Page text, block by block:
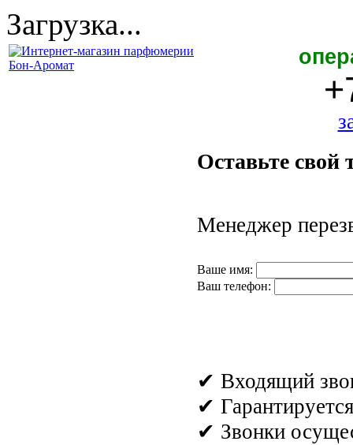
Загрузка...
Оставьте
Менеджер
Ваше имя:
Ваш телефон:
✔ Входящий
✔
✔ Звонки